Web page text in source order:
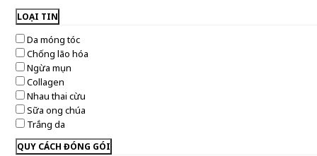
LOẠI TIN
Da móng tóc
Chống lão hóa
Ngừa mụn
Collagen
Nhau thai cừu
Sữa ong chúa
Trắng da
QUY CÁCH ĐÓNG GÓI